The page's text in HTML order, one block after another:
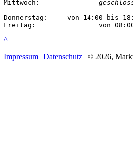
Donnerstag:	von 14:00 bis 18:00 Uhr
Freitag:
^
Impressum | Datenschutz | © 2026,